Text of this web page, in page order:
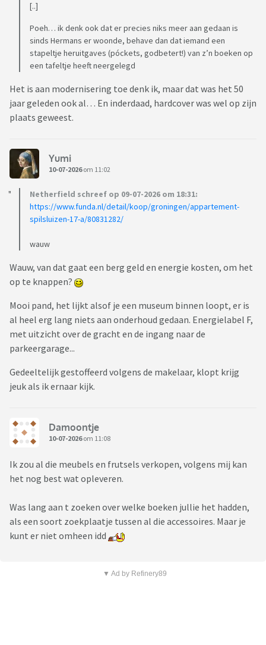
[..]
Poeh… ik denk ook dat er precies niks meer aan gedaan is
sinds Hermans er woonde, behave dan dat iemand een
stapeltje heruitgaves (póckets, godbetert!) van z’n boeken op
een tafeltje heeft neergelegd
Het is aan modernisering toe denk ik, maar dat was het 50
jaar geleden ook al… En inderdaad, hardcover was wel op zijn
plaats geweest.
Yumi
10-07-2026om 11:02
Netherfield schreef op 09-07-2026 om 18:31:
https://www.funda.nl/detail/koop/groningen/appartement-
spilsluizen-17-a/80831282/
wauw
Wauw, van dat gaat een berg geld en energie kosten, om het
op te knappen?
Mooi pand, het lijkt alsof je een museum binnen loopt, er is
al heel erg lang niets aan onderhoud gedaan. Energielabel F,
met uitzicht over de gracht en de ingang naar de
parkeergarage...
Gedeeltelijk gestoffeerd volgens de makelaar, klopt krijg
jeuk als ik ernaar kijk.
Damoontje
10-07-2026om 11:08
Ik zou al die meubels en frutsels verkopen, volgens mij kan
het nog best wat opleveren.
Was lang aan t zoeken over welke boeken jullie het hadden,
als een soort zoekplaatje tussen al die accessoires. Maar je
kunt er niet omheen idd
▼ Ad by Refinery89